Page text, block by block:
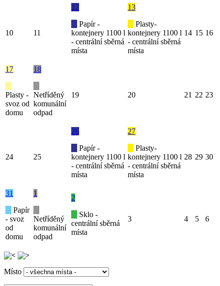
10 11
12
Papír -
kontejnery 1100 l
- centrální sběrná
místa
13
Plasty-
kontejnery 1100 l
- centrální sběrná
místa
14 15 16
17
Plasty -
svoz od
domu
18
Netříděný
komunální
odpad
19 20 21 22 23
24 25
26
Papír -
kontejnery 1100 l
- centrální sběrná
místa
27
Plasty-
kontejnery 1100 l
- centrální sběrná
místa
28 29 30
31
Papír
- svoz
od
domu
1
Netříděný
komunální
odpad
2
Sklo -
centrální sběrná
místa
3 4 5 6
Místo